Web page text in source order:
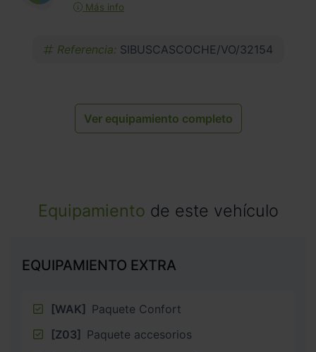
Más info
Referencia: SIBUSCASCOCHE/VO/32154
Ver equipamiento completo
Equipamiento de este vehículo
EQUIPAMIENTO EXTRA
[WAK] Paquete Confort
[Z03] Paquete accesorios